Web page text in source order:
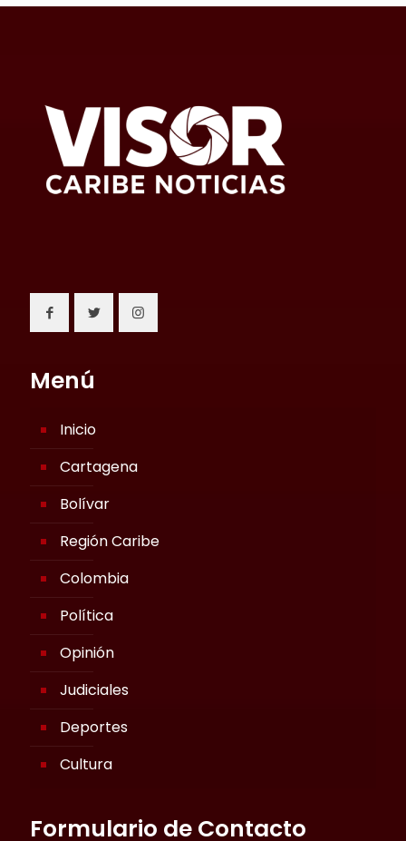
Menú
Inicio
Cartagena
Bolívar
Región Caribe
Colombia
Política
Opinión
Judiciales
Deportes
Cultura
Formulario de Contacto